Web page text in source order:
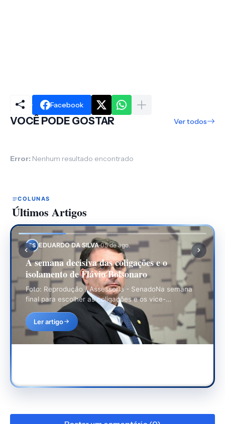
Facebook
VOCÊ PODE GOSTAR Ver todos
Error: Nenhum resultado encontrado
COLUNAS
Últimos Artigos
ES EDUARDO DA SILVA·30 de jul.
O Jogo Eleitoral Começou: As Convenções e
os Desafios da Disputa
Foto: Divulgação / PresidênciaAs convenções
partidárias são consideradas a ante-sala do processo
eleitoral, ou seja, a partir…
Ler artigo